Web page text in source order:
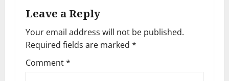
a
t
i
Leave a Reply
Your email address will not be published.
Required fields are marked *
Comment*